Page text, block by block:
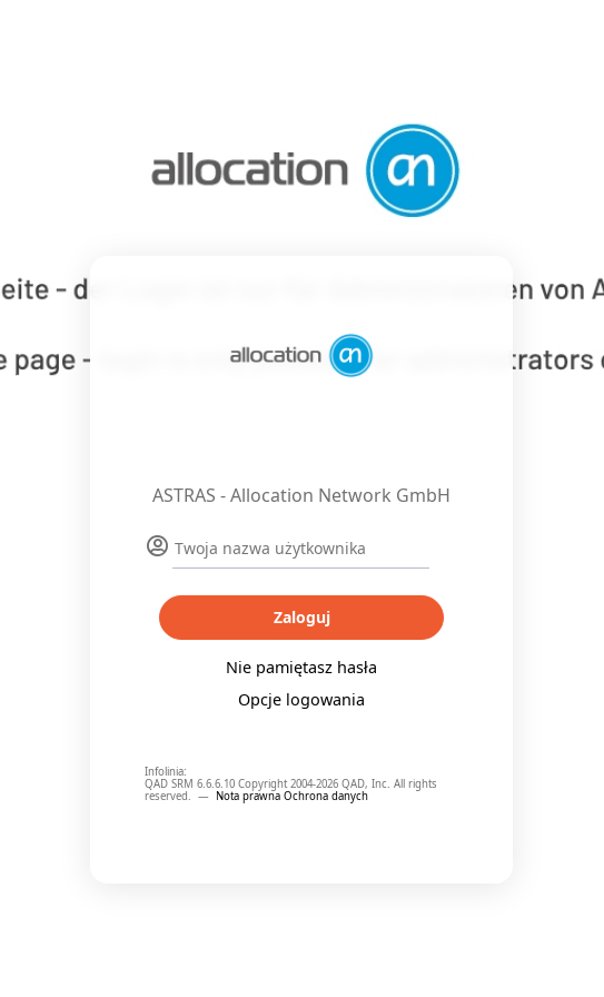
ASTRAS - Allocation Network GmbH
Zaloguj
Nie pamiętasz hasła
Opcje logowania
Infolinia:
QAD SRM 6.6.6.10 Copyright 2004-2026 QAD, Inc. All rights
reserved. — Nota prawna Ochrona danych